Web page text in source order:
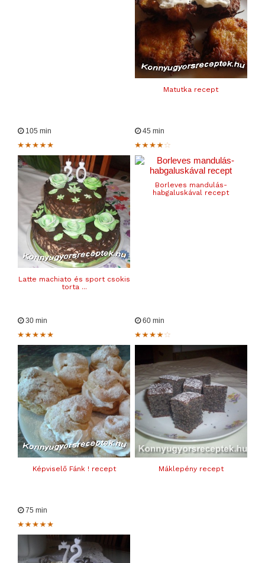
Matutka recept
105 min
Latte machiato és sport csokis
torta ...
45 min
Borleves mandulás-
habgaluskával recept
30 min
Képviselő Fánk ! recept
60 min
Máklepény recept
75 min